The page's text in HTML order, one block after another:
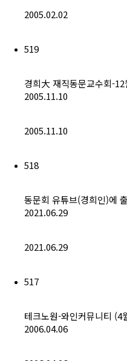
2005.02.02
519
경희大 재직동문교수회-12
2005.11.10
2005.11.10
518
동문회 유튜브(경희인)에
2021.06.29
2021.06.29
517
테크노원-와인커뮤니티 (4
2006.04.06